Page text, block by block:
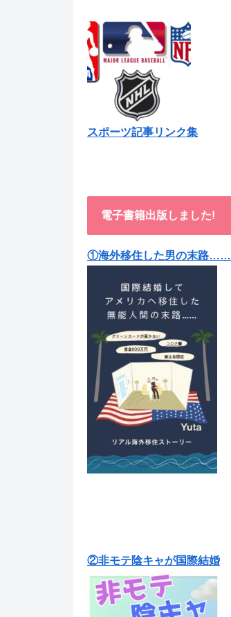
スポーツ記事リンク集
電子書籍出版しました!
①海外移住した男の末路……
②非モテ陰キャが国際結婚